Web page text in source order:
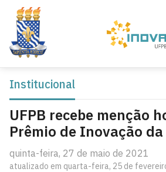
Institucional
UFPB recebe menção
Prêmio de Inovação
quinta-feira, 27 de maio de 2021
atualizado em quarta-feira, 25 de